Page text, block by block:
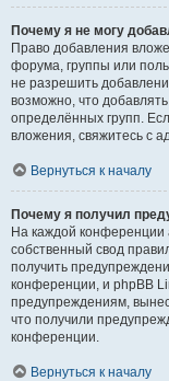
Почему я не могу
Право добавления
форума, группы или
не разрешить
возможно, что
определённых групп.
вложения, свяжитесь с
Вернуться к началу
Почему я получил
На каждой конференции
собственный свод
получить
конференции, и phpBB
предупреждениям,
что получили
конференции.
Вернуться к началу